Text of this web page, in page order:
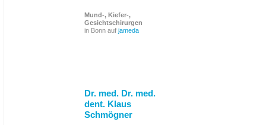
Mund-, Kiefer-,
Gesichtschirurgen
in Bonn auf jameda
Dr. med. Dr. med.
dent. Klaus
Schmögner